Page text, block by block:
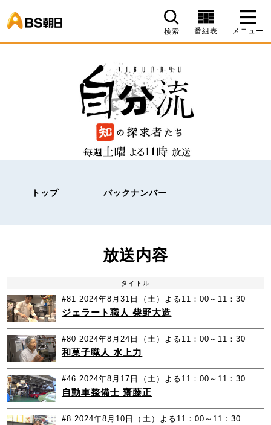
検索 番組表 メニュー
トップ バックナンバー
放送内容
タイトル
#81 2024年8月31日（土）よる11：00～11：30
ジェラート職人 柴野大造
#80 2024年8月24日（土）よる11：00～11：30
和菓子職人 水上力
#46 2024年8月17日（土）よる11：00～11：30
自動車整備士 齋藤正
#8 2024年8月10日（土）よる11：00～11：30